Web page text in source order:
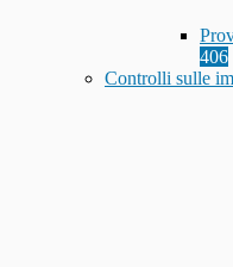
406
Controlli sulle